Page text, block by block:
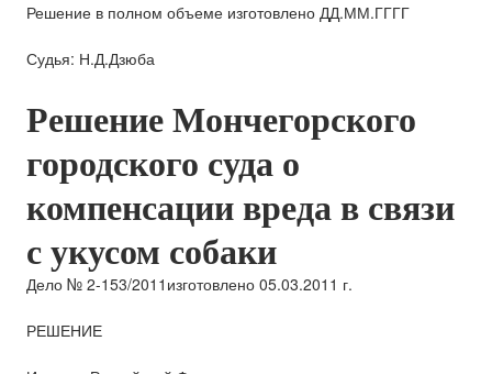
Решение в полном объеме изготовлено ДД.ММ.ГГГГ
Судья: Н.Д.Дзюба
Решение Мончегорского
городского суда о
компенсации вреда в связи
с укусом собаки
Дело № 2-153/2011изготовлено 05.03.2011 г.
РЕШЕНИЕ